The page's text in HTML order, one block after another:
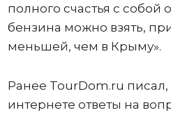
полного счастья с собой
бензина можно взять,
меньшей, чем в Крыму».
Ранее TourDom.ru писал,
интернете ответы на